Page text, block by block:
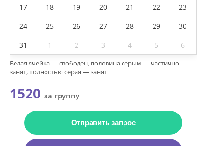
17 18 19 20 21 22 23
24 25 26 27 28 29 30
31 1 2 3 4 5 6
Белая ячейка — свободен, половина серым — частично
занят, полностью серая — занят.
1520 за группу
Отправить запрос